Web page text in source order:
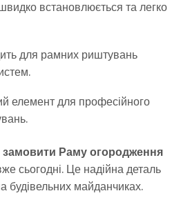
встановлюється та легко
для рамних риштувань
елемент для професійного
замовити Раму огородження
сьогодні. Це надійна деталь
будівельних майданчиках.